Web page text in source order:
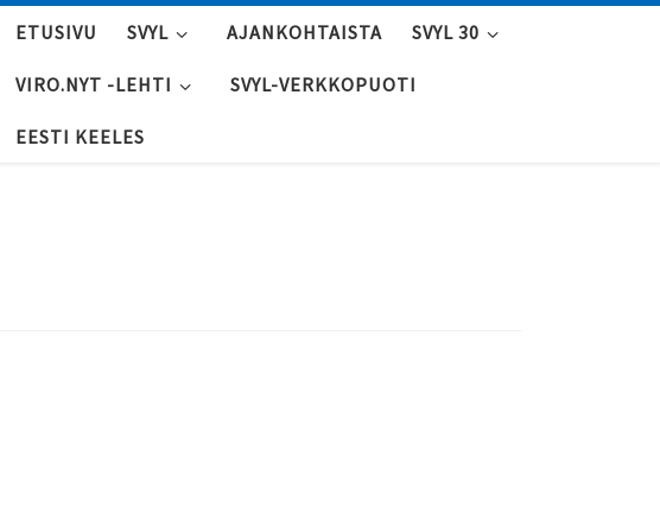
ETUSIVU SVYL AJANKOHTAISTA SVYL 30
VIRO.NYT -LEHTI SVYL-VERKKOPUOTI
EESTI KEELES